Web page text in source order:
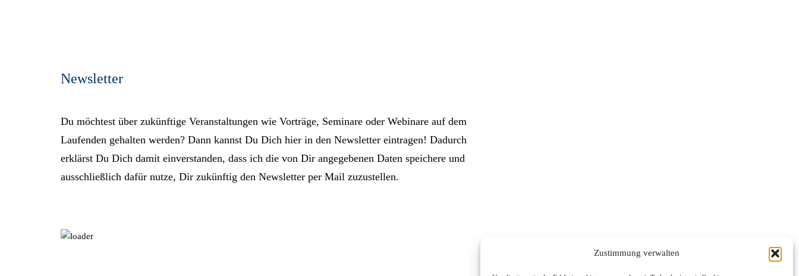
Zustimmung verwalten
Newsletter
Du möchtest über zukünftige Veranstaltungen wie Vorträge, Seminare oder Webinare auf dem
Laufenden gehalten werden? Dann kannst Du Dich hier in den Newsletter eintragen! Dadurch
erklärst Du Dich damit einverstanden, dass ich die von Dir angegebenen Daten speichere und
ausschließlich dafür nutze, Dir zukünftig den Newsletter per Mail zuzustellen.